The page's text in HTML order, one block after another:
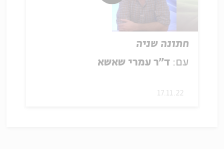
חתונה שניה
עם: ד"ר עמרי שאשא
17.11.22